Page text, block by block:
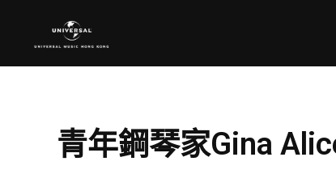
青年鋼琴家Gina